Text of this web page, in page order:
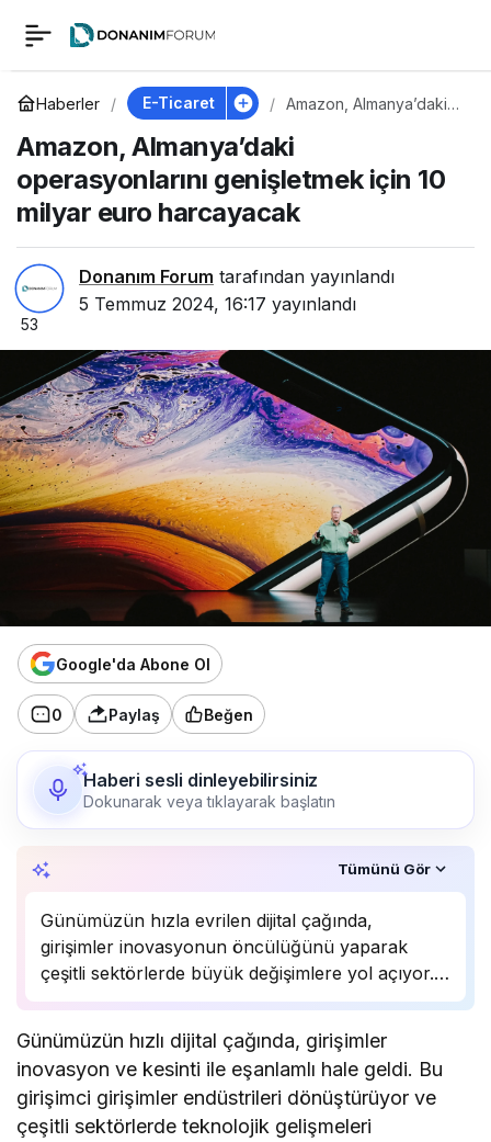
Haberler E-Ticaret
Amazon, Almanya’daki
genişletmek için 10
milyar euro harcayacak
Amazon, Almanya’daki
operasyonlarını genişletmek için 10
milyar euro harcayacak
Donanım Forum tarafından yayınlandı
5 Temmuz 2024, 16:17 yayınlandı
53
Google'da Abone Ol
0 Paylaş Beğen
Haberi sesli dinleyebilirsiniz
Dokunarak veya tıklayarak başlatın
Tümünü Gör
Günümüzün hızla evrilen dijital çağında,
girişimler inovasyonun öncülüğünü yaparak
çeşitli sektörlerde büyük değişimlere yol açıyor.
Mobil uygulamaların stratejik kullanımı, e-
(AI) teknolojilerinin entegrasyonu gibi faktörler,
bu girişimlerin başarısının ardındaki temel itici
güçler arasında…
Günümüzün hızlı dijital çağında, girişimler
inovasyon ve kesinti ile eşanlamlı hale geldi. Bu
girişimci girişimler endüstrileri dönüştürüyor ve
çeşitli sektörlerde teknolojik gelişmeleri
Amazon,
Almanya’daki
operasyonlarını
genişletmek için 10
milyar euro
harcayacak